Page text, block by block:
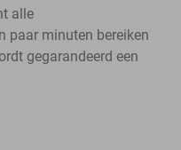
alle
paar minuten bereiken
gegarandeerd een